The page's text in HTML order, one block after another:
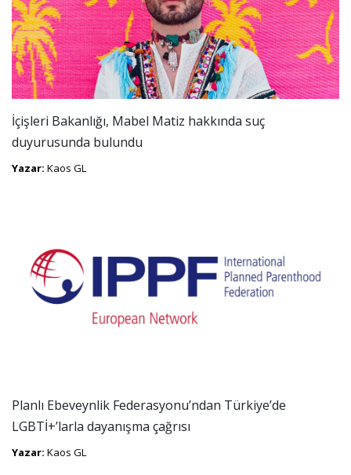
İçişleri Bakanlığı, Mabel Matiz hakkında suç
duyurusunda bulundu
Yazar: Kaos GL
Planlı Ebeveynlik Federasyonu’ndan Türkiye’de
LGBTİ+’larla dayanışma çağrısı
Yazar: Kaos GL